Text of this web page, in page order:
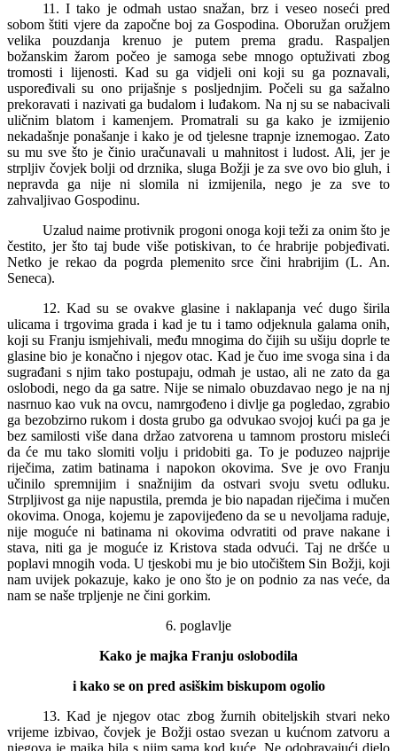
11. I tako je odmah ustao snažan, brz i veseo noseći pred
sobom štiti vjere da započne boj za Gospodina. Oboružan oružjem
velika pouzdanja krenuo je putem prema gradu. Raspaljen
božanskim žarom počeo je samoga sebe mnogo optuživati zbog
tromosti i lijenosti. Kad su ga vidjeli oni koji su ga poznavali,
uspoređivali su ono prijašnje s posljednjim. Počeli su ga sažalno
prekoravati i nazivati ga budalom i luđakom. Na nj su se nabacivali
uličnim blatom i kamenjem. Promatrali su ga kako je izmijenio
nekadašnje ponašanje i kako je od tjelesne trapnje iznemogao. Zato
su mu sve što je činio uračunavali u mahnitost i ludost. Ali, jer je
strpljiv čovjek bolji od drznika, sluga Božji je za sve ovo bio gluh, i
nepravda ga nije ni slomila ni izmijenila, nego je za sve to
zahvaljivao Gospodinu.
Uzalud naime protivnik progoni onoga koji teži za onim što je
čestito, jer što taj bude više potiskivan, to će hrabrije pobjeđivati.
Netko je rekao da pogrda plemenito srce čini hrabrijim (L. An.
Seneca).
12. Kad su se ovakve glasine i naklapanja već dugo širila
ulicama i trgovima grada i kad je tu i tamo odjeknula galama onih,
koji su Franju ismjehivali, među mnogima do čijih su ušiju doprle te
glasine bio je konačno i njegov otac. Kad je čuo ime svoga sina i da
sugrađani s njim tako postupaju, odmah je ustao, ali ne zato da ga
oslobodi, nego da ga satre. Nije se nimalo obuzdavao nego je na nj
nasrnuo kao vuk na ovcu, namrgođeno i divlje ga pogledao, zgrabio
ga bezobzirno rukom i dosta grubo ga odvukao svojoj kući pa ga je
bez samilosti više dana držao zatvorena u tamnom prostoru misleći
da će mu tako slomiti volju i pridobiti ga. To je poduzeo najprije
riječima, zatim batinama i napokon okovima. Sve je ovo Franju
učinilo spremnijim i snažnijim da ostvari svoju svetu odluku.
Strpljivost ga nije napustila, premda je bio napadan riječima i mučen
okovima. Onoga, kojemu je zapovijeđeno da se u nevoljama raduje,
nije moguće ni batinama ni okovima odvratiti od prave nakane i
stava, niti ga je moguće iz Kristova stada odvući. Taj ne dršće u
poplavi mnogih voda. U tjeskobi mu je bio utočištem Sin Božji, koji
nam uvijek pokazuje, kako je ono što je on podnio za nas veće, da
nam se naše trpljenje ne čini gorkim.
6. poglavlje
Kako je majka Franju oslobodila
i kako se on pred asiškim biskupom ogolio
13. Kad je njegov otac zbog žurnih obiteljskih stvari neko
vrijeme izbivao, čovjek je Božji ostao svezan u kućnom zatvoru a